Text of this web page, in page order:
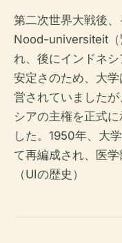
第二次世界大戦後、
Nood-universiteit（
れ、後にインドネ
安定さのため、大
営されていました
シアの主権を正式
した。1950年、大
て再編成され、医学
（UIの歴史）